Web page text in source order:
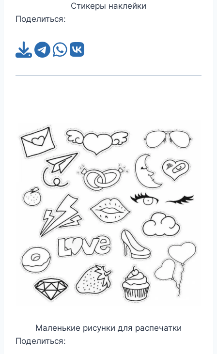
Стикеры наклейки
Поделиться:
Маленькие рисунки для распечатки
Поделиться: